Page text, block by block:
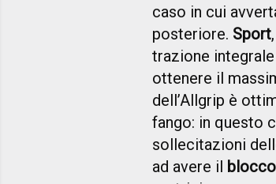
caso in cui
posteriore. Sport
trazione
ottenere il
dell’Allgrip è
fango: in questo
sollecitazioni
ad avere il